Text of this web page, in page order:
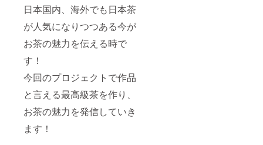
日本国内、海外でも日本茶
が人気になりつつある今が
お茶の魅力を伝える時で
す！
今回のプロジェクトで作品
と言える最高級茶を作り、
お茶の魅力を発信していき
ます！